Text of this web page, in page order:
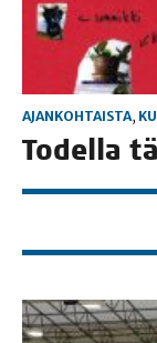
AJANKOHTAISTA,
Todel­la